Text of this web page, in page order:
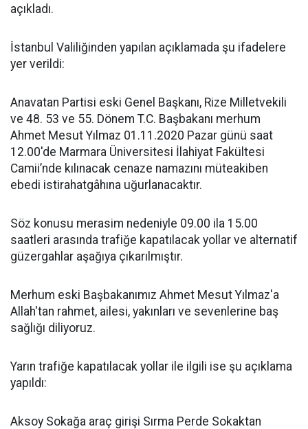
açıkladı.
İstanbul Valiliğinden yapılan açıklamada şu ifadelere
yer verildi:
Anavatan Partisi eski Genel Başkanı, Rize Milletvekili
ve 48. 53 ve 55. Dönem T.C. Başbakanı merhum
Ahmet Mesut Yılmaz 01.11.2020 Pazar günü saat
12.00'de Marmara Üniversitesi İlahiyat Fakültesi
Camii’nde kılınacak cenaze namazını müteakiben
ebedi istirahatgâhına uğurlanacaktır.
Söz konusu merasim nedeniyle 09.00 ila 15.00
saatleri arasında trafiğe kapatılacak yollar ve alternatif
güzergahlar aşağıya çıkarılmıştır.
Merhum eski Başbakanımız Ahmet Mesut Yılmaz'a
Allah'tan rahmet, ailesi, yakınları ve sevenlerine baş
sağlığı diliyoruz.
Yarın trafiğe kapatılacak yollar ile ilgili ise şu açıklama
yapıldı:
Aksoy Sokağa araç girişi Sırma Perde Sokaktan